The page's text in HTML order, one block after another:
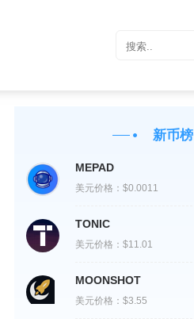
新币榜
MEPAD
美元价格： $0.0011
TONIC
美元价格： $11.01
MOONSHOT
美元价格： $3.55